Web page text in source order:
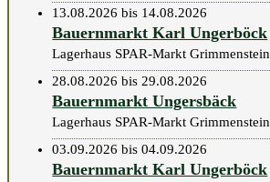
13.08.2026 bis 14.08.2026
Bauernmarkt Karl Ungerböck
Lagerhaus SPAR-Markt Grimmenstein
28.08.2026 bis 29.08.2026
Bauernmarkt Ungersbäck
Lagerhaus SPAR-Markt Grimmenstein
03.09.2026 bis 04.09.2026
Bauernmarkt Karl Ungerböck